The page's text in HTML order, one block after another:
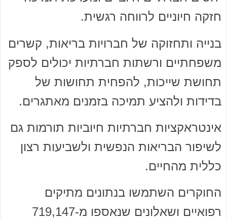
חזקה חיוניים לרווחה רגשית.
בנייה ותחזוקה של חברויות בריאות, קשרים
משפחתיים ורשתות חברתיות יכולים לספק
תחושת שייכות, להפחית תחושות של
בדידות ולהציע תמיכה בזמנים מאתגרים.
אינטראקציות חברתיות חיוביות תורמות גם
לשיפור הבריאות הנפשית ולשביעות רצון
כללית מהחיים.
החוקרים השתמשו בנתונים מתיקים
רפואיים ושאלונים שנאספו מ-719,147